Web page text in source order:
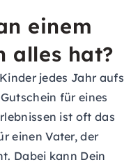
einem
alles hat?
jedes Jahr aufs
Gutschein für eines
ist oft das
einen Vater, der
Dabei kann Dein